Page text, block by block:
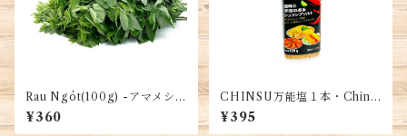
Rau Ngót(100g) -アマメシバ
- Moringa
¥360
CHINSU万能塩１本・Chins
u Salt・Muối Chinsu
¥395